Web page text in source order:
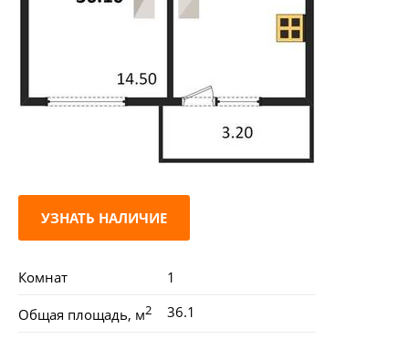
УЗНАТЬ НАЛИЧИЕ
Комнат 1
Общая площадь, м2 36.1